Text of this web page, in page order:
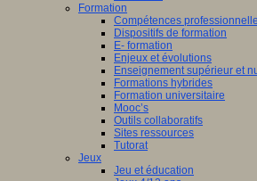
Formation
Compétences
Dispositifs de formation
E- formation
Enjeux et évolutions
Enseignement supérieur et
Formations hybrides
Formation universitaire
Mooc’s
Outils collaboratifs
Sites ressources
Tutorat
Jeux
Jeu et éducation